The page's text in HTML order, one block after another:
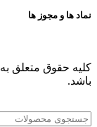
نماد ها و مجوز ها
کلیه حقوق متعلق به
باشد.